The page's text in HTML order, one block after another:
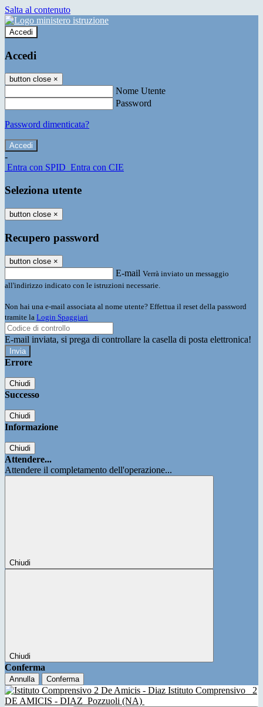
Salta al contenuto
Accedi
Accedi
button close ×
Nome Utente
Password
Password dimenticata?
-
Entra con SPID Entra con CIE
Seleziona utente
button close ×
Recupero password
button close ×
E-mail Verrà inviato un messaggio
all'indirizzo indicato con le istruzioni necessarie.
Non hai una e-mail associata al nome utente? Effettua il reset della password
tramite la Login Spaggiari
E-mail inviata, si prega di controllare la casella di posta elettronica!
Errore
Chiudi
Successo
Chiudi
Informazione
Chiudi
Attendere...
Attendere il completamento dell'operazione...
Chiudi
Chiudi
Conferma
Annulla Conferma
Istituto Comprensivo
2
DE AMICIS - DIAZ Pozzuoli (NA)